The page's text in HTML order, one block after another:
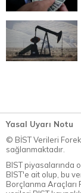
Yasal Uyarı Notu
© BİST Verileri
sağlanmaktadır.
BIST piyasalarında
BIST'e ait olup, bu
Borçlanma Araçları